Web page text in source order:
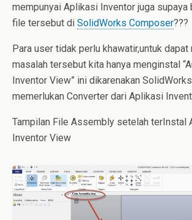
mempunyai Aplikasi Inventor juga supaya
file tersebut di SolidWorks Composer???
Para user tidak perlu khawatir,untuk
masalah tersebut kita hanya menginstal
Inventor View” ini dikarenakan
memerlukan Converter dari Aplikasi
Tampilan File Assembly setelah terInstal
Inventor View